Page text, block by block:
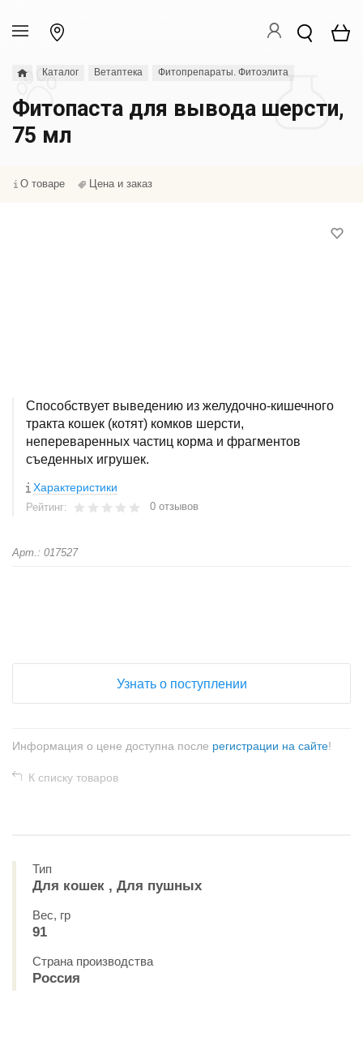
Каталог Ветаптека Фитопрепараты. Фитоэлита
Фитопаста для вывода шерсти,
75 мл
О товаре Цена и заказ
Способствует выведению из желудочно-кишечного
тракта кошек (котят) комков шерсти,
непереваренных частиц корма и фрагментов
съеденных игрушек.
Характеристики
Рейтинг: 0 отзывов
Арт.: 017527
Узнать о поступлении
Информация о цене доступна после регистрации на сайте!
К списку товаров
Тип
Для кошек , Для пушных
Вес, гр
91
Страна производства
Россия